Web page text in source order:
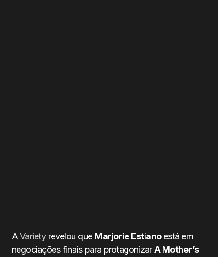
A Varietyrevelou que Marjorie Estianoestá em
negociações finais para protagonizarA Mother’s